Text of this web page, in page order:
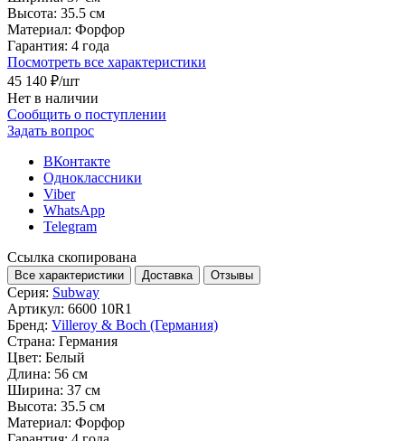
Высота: 35.5 см
Материал: Форфор
Гарантия: 4 года
Посмотреть все характеристики
45 140 ₽/шт
Нет в наличии
Сообщить о поступлении
Задать вопрос
ВКонтакте
Одноклассники
Viber
WhatsApp
Telegram
Ссылка скопирована
Все характеристики Доставка Отзывы
Серия: Subway
Артикул: 6600 10R1
Бренд: Villeroy & Boch (Германия)
Страна: Германия
Цвет: Белый
Длина: 56 см
Ширина: 37 см
Высота: 35.5 см
Материал: Форфор